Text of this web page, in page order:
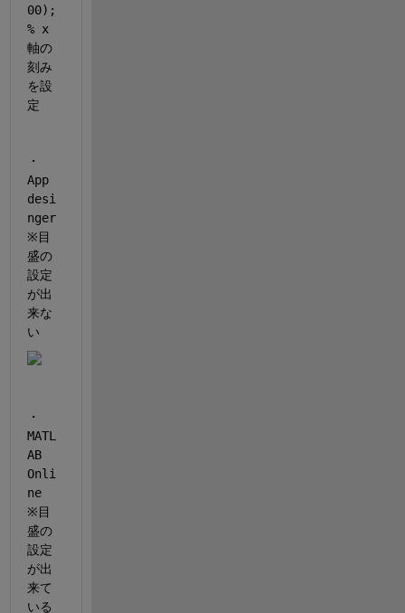
% x
軸の
刻み
を設
定
・
App
desi
nger
※目
盛の
設定
が出
来な
い
・
MATL
AB
Onli
ne
※目
盛の
設定
が出
来て
いる